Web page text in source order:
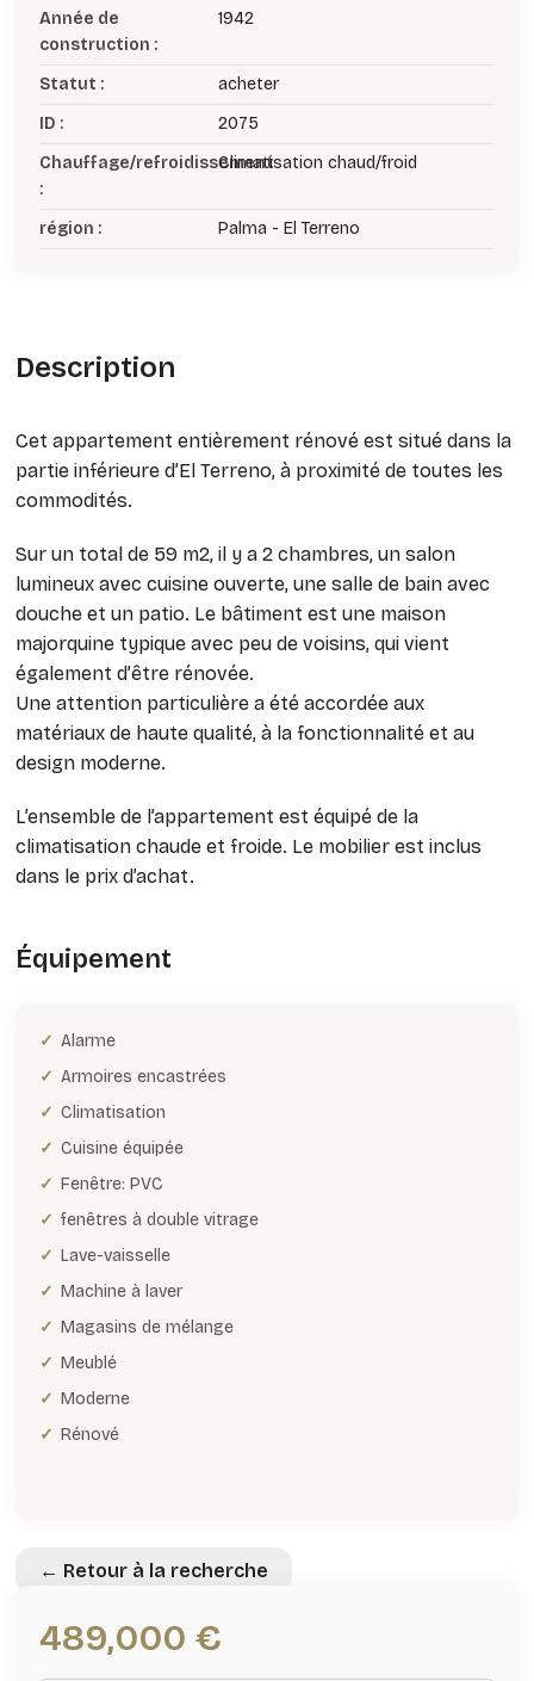
Année de
construction :
1942
Statut :
acheter
ID :
2075
Chauffage/refroidissement
:
Climatisation chaud/froid
région : Palma - El Terreno
Description
Cet appartement entièrement rénové est situé dans la
partie inférieure d’El Terreno, à proximité de toutes les
commodités.
Sur un total de 59 m2, il y a 2 chambres, un salon
lumineux avec cuisine ouverte, une salle de bain avec
douche et un patio. Le bâtiment est une maison
majorquine typique avec peu de voisins, qui vient
également d’être rénovée.
Une attention particulière a été accordée aux
matériaux de haute qualité, à la fonctionnalité et au
design moderne.
L’ensemble de l’appartement est équipé de la
climatisation chaude et froide. Le mobilier est inclus
dans le prix d’achat.
Équipement
Alarme
Armoires encastrées
Climatisation
Cuisine équipée
Fenêtre: PVC
fenêtres à double vitrage
Lave-vaisselle
Machine à laver
Magasins de mélange
Meublé
Moderne
Rénové
← Retour à la recherche
489,000 €